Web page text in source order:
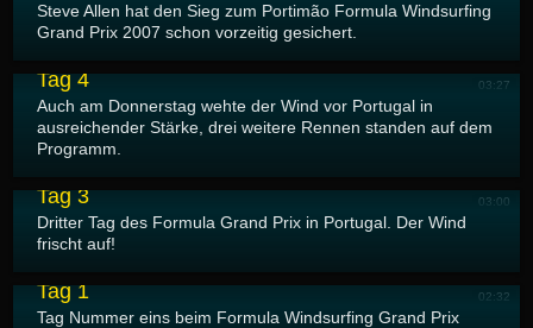
Steve Allen hat den Sieg zum Portimão Formula Windsurfing
Grand Prix 2007 schon vorzeitig gesichert.
03:27
03.05.2007
Tag 4
Auch am Donnerstag wehte der Wind vor Portugal in
ausreichender Stärke, drei weitere Rennen standen auf dem
Programm.
03:00
02.05.2007
Tag 3
Dritter Tag des Formula Grand Prix in Portugal. Der Wind
frischt auf!
02:32
30.04.2007
Tag 1
Tag Nummer eins beim Formula Windsurfing Grand Prix